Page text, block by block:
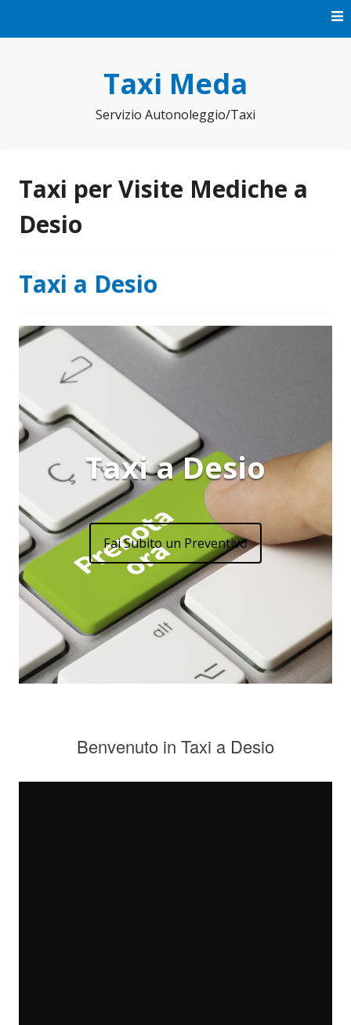
Taxi Meda
Servizio Autonoleggio/Taxi
Taxi per Visite Mediche a
Desio
Taxi a Desio
Taxi a Desio
Fai Subito un Preventivo
Benvenuto in Taxi a Desio